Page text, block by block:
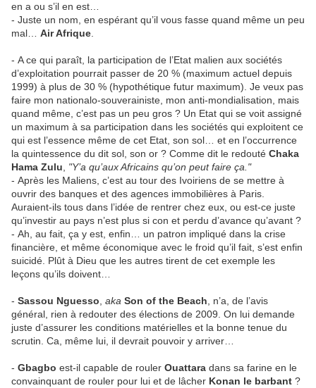
en a ou s’il en est…
- Juste un nom, en espérant qu’il vous fasse quand même un peu
mal… Air Afrique
- A ce qui paraît, la participation de l’Etat malien aux sociétés
d’exploitation pourrait passer de 20 % (maximum actuel depuis
1999) à plus de 30 % (hypothétique futur maximum). Je veux pas
faire mon nationalo-souverainiste, mon anti-mondialisation, mais
quand même, c’est pas un peu gros ? Un Etat qui se voit assigné
un maximum à sa participation dans les sociétés qui exploitent ce
qui est l’essence même de cet Etat, son sol… et en l’occurrence
la quintessence du dit sol, son or ? Comme dit le redouté Chaka
Hama Zulu
"Y’a qu’aux Africains qu’on peut faire ça."
- Après les Maliens, c’est au tour des Ivoiriens de se mettre à
ouvrir des banques et des agences immobilières à Paris.
Auraient-ils tous dans l’idée de rentrer chez eux, ou est-ce juste
qu’investir au pays n’est plus si con et perdu d’avance qu’avant ?
- Ah, au fait, ça y est, enfin… un patron impliqué dans la crise
financière, et même économique avec le froid qu’il fait, s’est enfin
suicidé. Plût à Dieu que les autres tirent de cet exemple les
leçons qu’ils doivent…
- Sassou Nguesso aka Son of the Beach , n’a, de l’avis
général, rien à redouter des élections de 2009. On lui demande
juste d’assurer les conditions matérielles et la bonne tenue du
scrutin. Ca, même lui, il devrait pouvoir y arriver…
- Gbagbo est-il capable de rouler Ouattara dans sa farine en le
convainquant de rouler pour lui et de lâcher Konan le barbant ?